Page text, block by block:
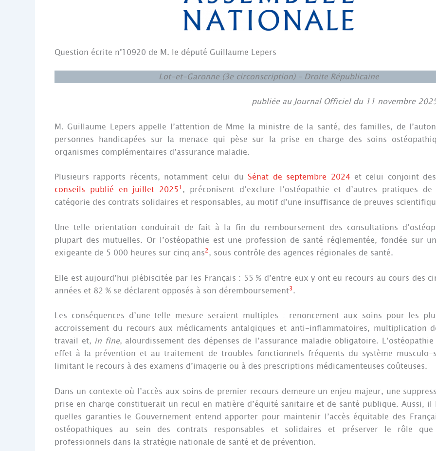
Question écrite n°10920 de M. le député Guillaume Lepers
Lot-et-Garonne (3e circonscription) – Droite Républicaine
publiée au Journal Officiel du 11 novembre
M. Guillaume Lepers appelle l’attention de Mme la ministre de la santé, des familles, de
personnes handicapées sur la menace qui pèse sur la prise en charge des soins
organismes complémentaires d’assurance maladie.
Plusieurs rapports récents, notamment celui duSénat de septembre 2024 et celui conjoint des
conseils publié en juillet 20251 , préconisent d’exclure l’ostéopathie et d’autres pratiques
catégorie des contrats solidaires et responsables, au motif d’une insuffisance de preuves
Une telle orientation conduirait de fait à la fin du remboursement des consultations
plupart des mutuelles. Or l’ostéopathie est une profession de santé réglementée, fondée sur
exigeante de 5 000 heures sur cinq ans2, sous contrôle des agences régionales de santé.
Elle est aujourd’hui plébiscitée par les Français : 55 % d’entre eux y ont eu recours au cours des
années et 82 % se déclarent opposés à son déremboursement3.
Les conséquences d’une telle mesure seraient multiples : renoncement aux soins pour les
accroissement du recours aux médicaments antalgiques et anti-inflammatoires, multiplication
travail et, in fine, alourdissement des dépenses de l’assurance maladie obligatoire.
effet à la prévention et au traitement de troubles fonctionnels fréquents du système musculo-
limitant le recours à des examens d’imagerie ou à des prescriptions médicamenteuses coûteuses.
Dans un contexte où l’accès aux soins de premier recours demeure un enjeu majeur, une
prise en charge constituerait un recul en matière d’équité sanitaire et de santé publique. Aussi, il
quelles garanties le Gouvernement entend apporter pour maintenir l’accès équitable des
ostéopathiques au sein des contrats responsables et solidaires et préserver le rôle
professionnels dans la stratégie nationale de santé et de prévention.